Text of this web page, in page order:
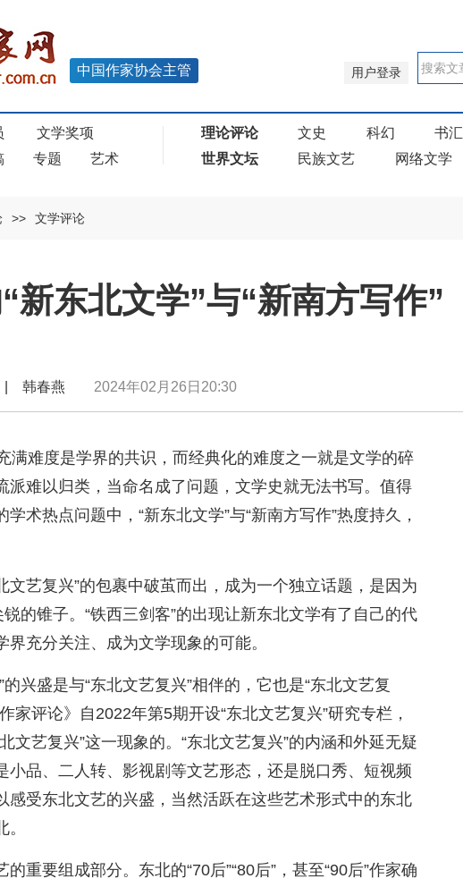
用户登录
中国作家协会主管
文学奖项
专题 艺术
理论评论 文史 科幻 书汇
世界文坛
民族文艺 网络文学
>> 文学评论
新东北文学”与“新南方写作”
| 韩春燕 2024年02月26日20:30
满难度是学界的共识，而经典化的难度之一就是文学的碎
派难以归类，当命名成了问题，文学史就无法书写。值得
术热点问题中，“新东北文学”与“新南方写作”热度持久，
文艺复兴”的包裹中破茧而出，成为一个独立话题，是因为
锐的锥子。“铁西三剑客”的出现让新东北文学有了自己的代
充分关注、成为文学现象的可能。
的兴盛是与“东北文艺复兴”相伴的，它也是“东北文艺复
家评论》自2022年第5期开设“东北文艺复兴”研究专栏，
文艺复兴”这一现象的。“东北文艺复兴”的内涵和外延无疑
小品、二人转、影视剧等文艺形态，还是脱口秀、短视频
感受东北文艺的兴盛，当然活跃在这些艺术形式中的东北
重要组成部分。东北的“70后”“80后”，甚至“90后”作家确